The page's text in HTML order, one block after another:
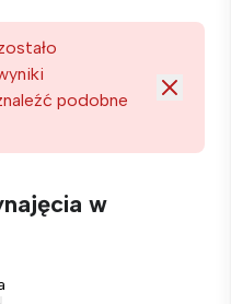
podobne
w